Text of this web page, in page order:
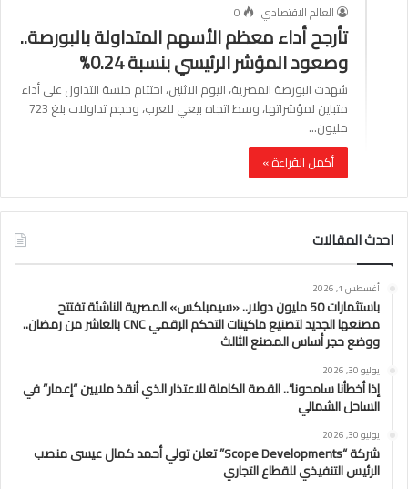
العالم الاقتصادي
0
تأرجح أداء معظم الأسهم المتداولة بالبورصة..
وصعود المؤشر الرئيسي بنسبة 0.24%
شهدت البورصة المصرية، اليوم الاثنين، اختتام جلسة التداول على أداء
متباين لمؤشراتها، وسط اتجاه بيعي للعرب، وحجم تداولات بلغ 723
مليون…
أكمل القراءة »
احدث المقالات
أغسطس 1, 2026
باستثمارات 50 مليون دولار.. «سيمبلكس» المصرية الناشئة تفتتح
مصنعها الجديد لتصنيع ماكينات التحكم الرقمي CNC بالعاشر من رمضان..
ووضع حجر أساس المصنع الثالث
يوليو 30, 2026
إذا أخطأنا سامحونا”.. القصة الكاملة للاعتذار الذي أنقذ ملايين “إعمار” في
الساحل الشمالي
يوليو 30, 2026
شركة “Scope Developments” تعلن تولي أحمد كمال عيسى منصب
الرئيس التنفيذي للقطاع التجاري